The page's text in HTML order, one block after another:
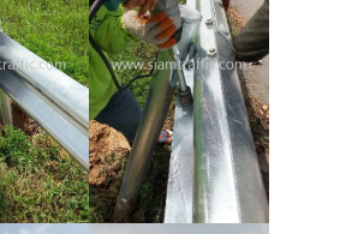
กำแพงน้ำพลาสติก